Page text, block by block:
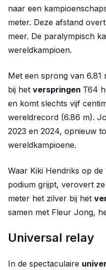
naar een
meter. Deze afstand
meer. De paralympisch
wereldkampioen.
Met een sprong van
bij het verspringen T64
en komt slechts vijf
wereldrecord (6.86 m).
2023 en 2024, opnieuw
wereldkampioene.
Waar Kiki Hendriks op
podium grijpt, verovert
meter het zilver bij het
samen met Fleur Jong,
Universal relay
In de spectaculaire